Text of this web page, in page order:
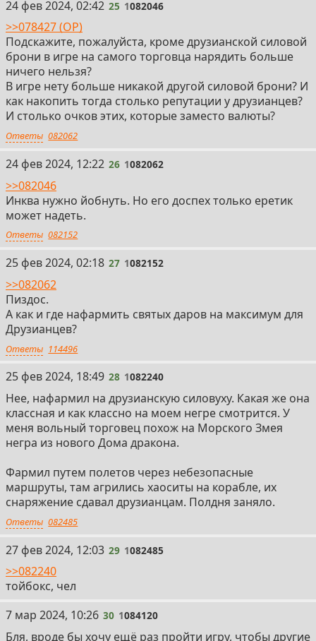
25
24 фев 2024, 02:42 25 1082046
>>078427 (OP)
Подскажите, пожалуйста, кроме друзианской силовой
брони в игре на самого торговца нарядить больше
ничего нельзя?
В игре нету больше никакой другой силовой брони? И
как накопить тогда столько репутации у друзианцев?
И столько очков этих, которые заместо валюты?
Ответы 082062
26
24 фев 2024, 12:22 26 1082062
>>082046
Инква нужно йобнуть. Но его доспех только еретик
может надеть.
Ответы 082152
27
25 фев 2024, 02:18 27 1082152
>>082062
Пиздос.
А как и где нафармить святых даров на максимум для
Друзианцев?
Ответы 114496
28
25 фев 2024, 18:49 28 1082240
Нее, нафармил на друзианскую силовуху. Какая же она
классная и как классно на моем негре смотрится. У
меня вольный торговец похож на Морского Змея
негра из нового Дома дракона.
Фармил путем полетов через небезопасные
маршруты, там агрились хаоситы на корабле, их
снаряжение сдавал друзианцам. Полдня заняло.
Ответы 082485
29
27 фев 2024, 12:03 29 1082485
>>082240
тойбокс, чел
30
7 мар 2024, 10:26 30 1084120
Бля, вроде бы хочу ещё раз пройти игру, чтобы другие